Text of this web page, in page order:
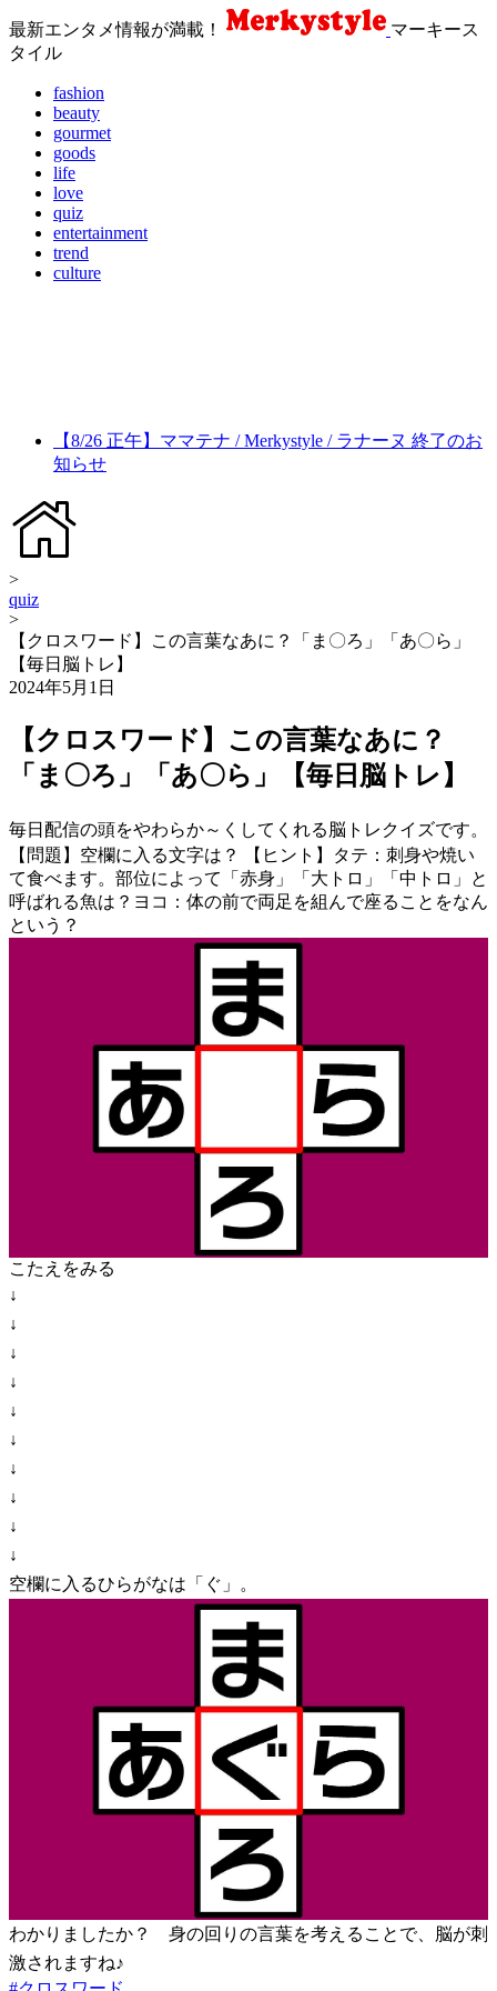
最新エンタメ情報が満載！
マーキース
タイル
fashion
beauty
gourmet
goods
life
love
quiz
entertainment
trend
culture
【8/26 正午】ママテナ / Merkystyle / ラナーヌ 終了のお
知らせ
>
quiz
>
【クロスワード】この言葉なあに？「ま〇ろ」「あ〇ら」
【毎日脳トレ】
2024年5月1日
【クロスワード】この言葉なあに？
「ま〇ろ」「あ〇ら」【毎日脳トレ】
毎日配信の頭をやわらか～くしてくれる脳トレクイズです。
【問題】空欄に入る文字は？ 【ヒント】タテ：刺身や焼い
て食べます。部位によって「赤身」「大トロ」「中トロ」と
呼ばれる魚は？ヨコ：体の前で両足を組んで座ることをなん
という？
こたえをみる
↓
↓
↓
↓
↓
↓
↓
↓
↓
↓
空欄に入るひらがなは「ぐ」。
わかりましたか？ 身の回りの言葉を考えることで、脳が刺
激されますね♪